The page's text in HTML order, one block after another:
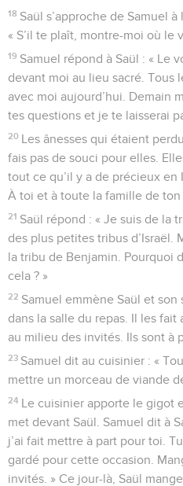
18 Saül s’approche de Samuel
« S’il te plaît, montre-moi où le
19 Samuel répond à Saül : « Le
devant moi au lieu sacré. Tous
avec moi aujourd’hui. Demain
tes questions et je te laisserai
20 Les ânesses qui étaient
fais pas de souci pour elles.
tout ce qu’il y a de précieux en
À toi et à toute la famille de ton
21 Saül répond : « Je suis de la
des plus petites tribus d’Israël.
la tribu de Benjamin. Pourquoi
cela ? »
22 Samuel emmène Saül et
dans la salle du repas. Il les fait
au milieu des invités. Ils sont à
23 Samuel dit au cuisinier : «
mettre un morceau de viande
24 Le cuisinier apporte le gigot
met devant Saül. Samuel dit à
j’ai fait mettre à part pour toi.
gardé pour cette occasion.
invités. » Ce jour-là, Saül